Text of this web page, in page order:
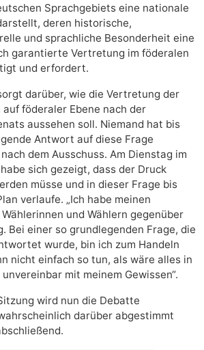
Sprachgebiets eine nationale
deren historische,
und sprachliche Besonderheit eine
garantierte Vertretung im föderalen
und erfordert.
darüber, wie die Vertretung der
föderaler Ebene nach der
aussehen soll. Niemand hat bis
Antwort auf diese Frage
dem Ausschuss. Am Dienstag im
sich gezeigt, dass der Druck
müsse und in dieser Frage bis
verlaufe. „Ich habe meinen
und Wählern gegenüber
Bei einer so grundlegenden Frage, die
wurde, bin ich zum Handeln
nicht einfach so tun, als wäre alles in
mit meinem Gewissen“.
wird nun die Debatte
darüber abgestimmt